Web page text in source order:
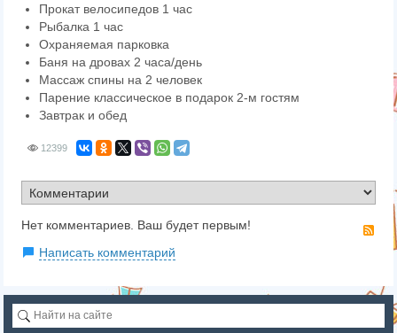
Прокат велосипедов 1 час
Рыбалка 1 час
Охраняемая парковка
Баня на дровах 2 часа/день
Массаж спины на 2 человек
Парение классическое в подарок 2-м гостям
Завтрак и обед
12399
Нет комментариев. Ваш будет первым!
Написать комментарий